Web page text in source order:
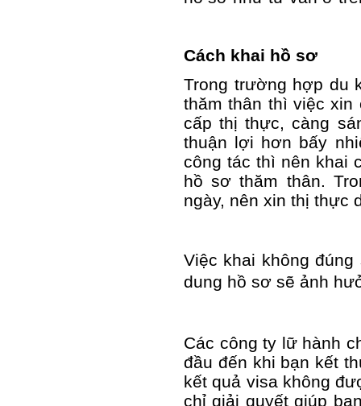
Cách khai hồ sơ
Trong trường hợp du
thăm thân thì việc
cấp thị thực, càng
thuận lợi hơn bấy
công tác thì nên khai
hồ sơ thăm thân.
ngày, nên xin thị thực
Việc khai không
dung hồ sơ sẽ ảnh
Các công ty lữ hành
đầu đến khi bạn kết
kết quả visa không
chỉ giải quyết giúp